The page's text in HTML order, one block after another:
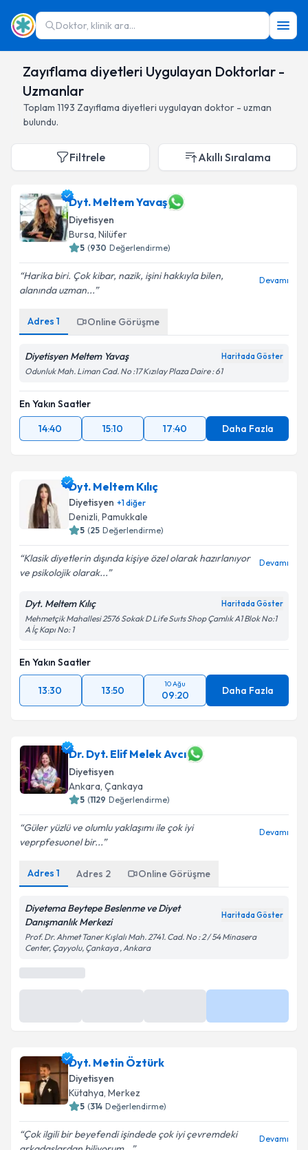
Doktor, klinik ara...
Zayıflama diyetleri Uygulayan Doktorlar -
Uzmanlar
Toplam 1193 Zayıflama diyetleri uygulayan doktor - uzman
bulundu.
Filtrele Akıllı Sıralama
Dyt. Meltem Yavaş
Diyetisyen
Bursa, Nilüfer
5 (930 Değerlendirme)
Harika biri. Çok kibar, nazik, işini hakkıyla bilen,
alanında uzman...
Devamı
Adres 1 Online Görüşme
Diyetisyen Meltem Yavaş Haritada Göster
Odunluk Mah. Liman Cad. No :17 Kızılay Plaza Daire : 61
En Yakın Saatler
14:40
15:10 17:40 Daha Fazla
Dyt. Meltem Kılıç
Diyetisyen +1diğer
Denizli, Pamukkale
5 (25 Değerlendirme)
Klasik diyetlerin dışında kişiye özel olarak hazırlanıyor
ve psikolojik olarak...
Devamı
Dyt. Meltem Kılıç Haritada Göster
Mehmetçik Mahallesi 2576 Sokak D Life Suıts Shop Çamlık A1 Blok No:1
A İç Kapı No: 1
En Yakın Saatler
13:30 13:50
10 Ağu
09:20 Daha Fazla
Dr. Dyt. Elif Melek Avcı
Diyetisyen
Ankara, Çankaya
5 (1129 Değerlendirme)
Güler yüzlü ve olumlu yaklaşımı ile çok iyi
veprpfesuonel bir...
Devamı
Adres 1 Adres 2 Online Görüşme
Online Görüşme
Bu uzman online danışmanlık hizmeti sunmaktadır.
Diyetisyen
Kütahya, Merkez
5 (314 Değerlendirme)
Çok ilgili bir beyefendi işindede çok iyi çevremdeki